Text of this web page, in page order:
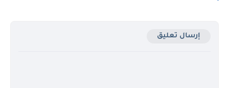
إرسال تعليق